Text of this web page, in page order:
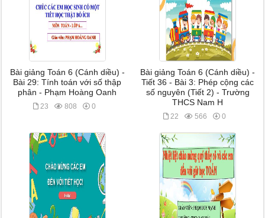
Bài giảng Toán 6 (Cánh diều) -
Bài 29: Tính toán với số thập
phân - Phạm Hoàng Oanh
23 808 0
Bài giảng Toán 6 (Cánh diều) -
Tiết 36 - Bài 3: Phép cộng các
số nguyên (Tiết 2) - Trường
THCS Nam H
22 566 0